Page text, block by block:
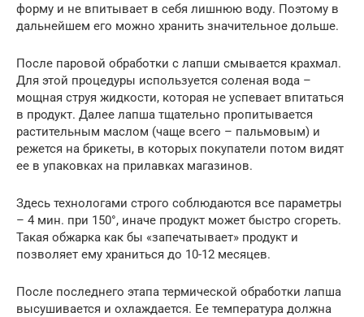
форму и не впитывает в себя лишнюю воду. Поэтому в
дальнейшем его можно хранить значительное дольше.
После паровой обработки с лапши смывается крахмал.
Для этой процедуры используется соленая вода –
мощная струя жидкости, которая не успевает впитаться
в продукт. Далее лапша тщательно пропитывается
растительным маслом (чаще всего – пальмовым) и
режется на брикеты, в которых покупатели потом видят
ее в упаковках на прилавках магазинов.
Здесь технологами строго соблюдаются все параметры
– 4 мин. при 150°, иначе продукт может быстро сгореть.
Такая обжарка как бы «запечатывает» продукт и
позволяет ему храниться до 10-12 месяцев.
После последнего этапа термической обработки лапша
высушивается и охлаждается. Ее температура должна